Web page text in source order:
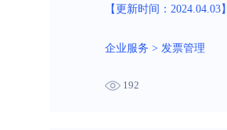
【更新时间：2024.04.03】
企业服务 > 发票管理
192